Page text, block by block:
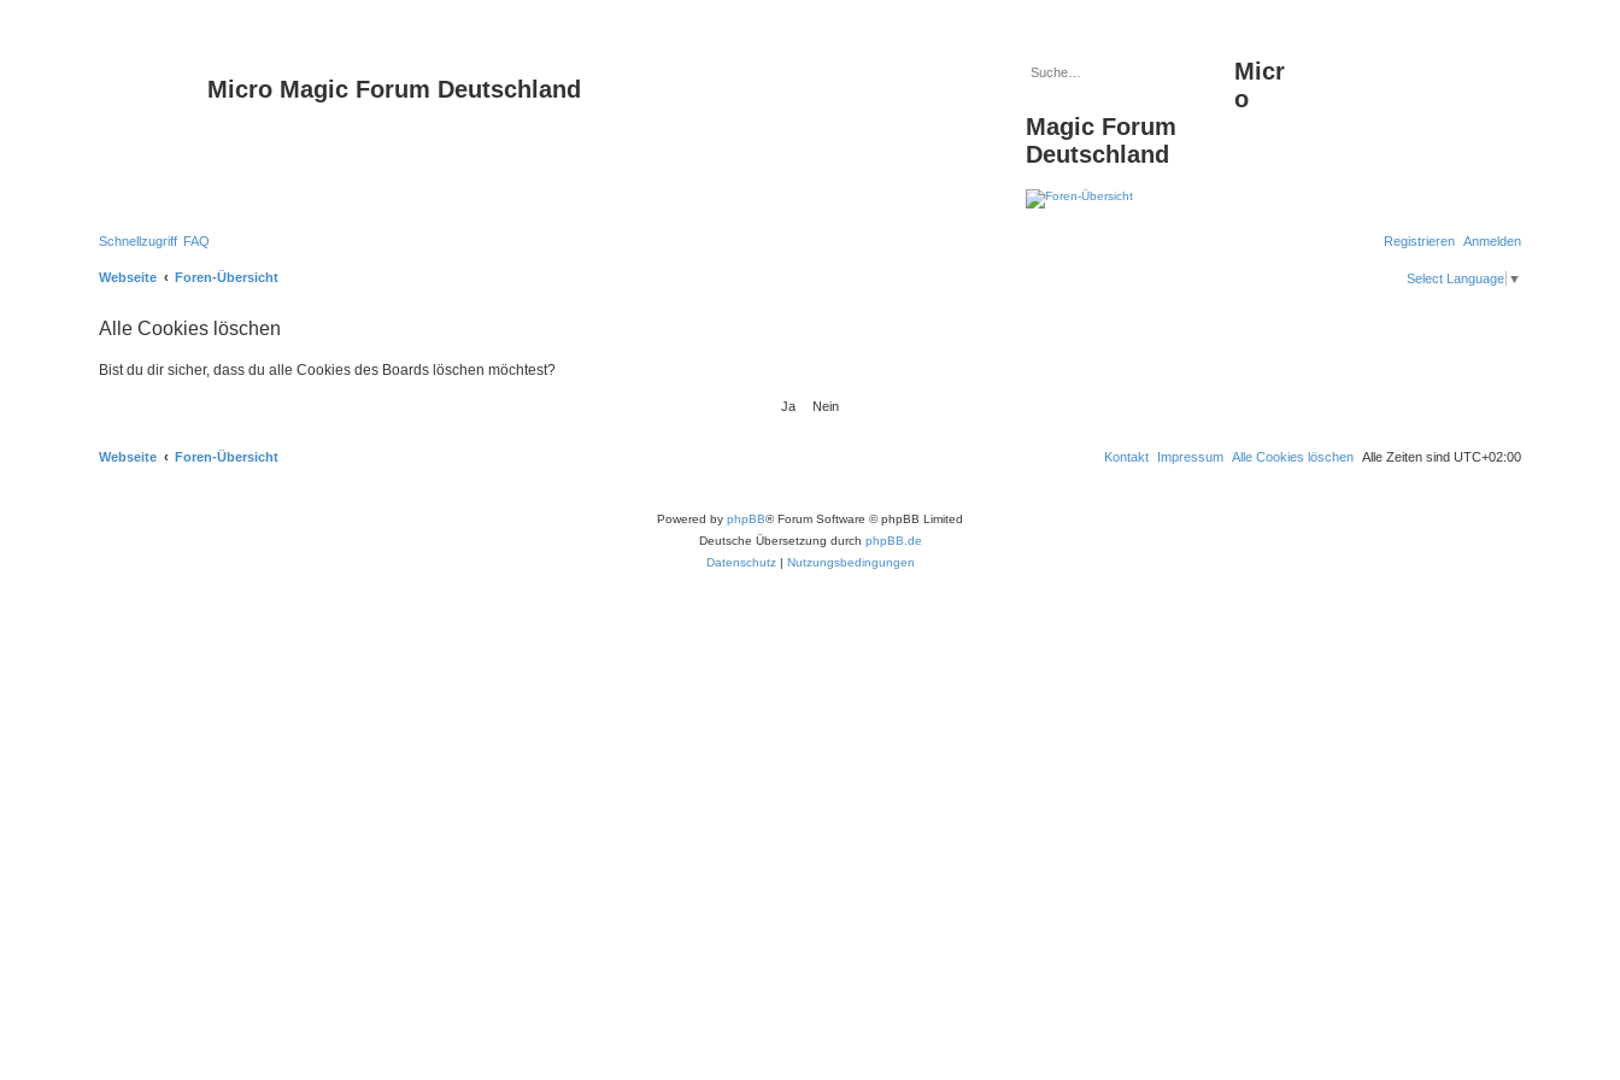
Micro Magic Forum Deutschland
Suche
Erweiterte Suche
Micr
o
Magic Forum
Deutschland
Schnellzugriff FAQ Anmelden
Registrieren
Webseite Foren-Übersicht Select Language ▼
Alle Cookies löschen
Bist du dir sicher, dass du alle Cookies des Boards löschen möchtest?
Webseite Foren-Übersicht Alle Zeiten sind UTC+02:00
Alle Cookies löschen
Impressum
Kontakt
Powered by phpBB® Forum Software © phpBB Limited
Deutsche Übersetzung durch phpBB.de
Datenschutz| Nutzungsbedingungen